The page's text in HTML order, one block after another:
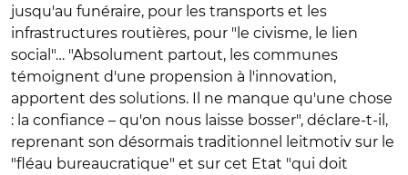
jusqu'au funéraire, pour les transports et les
infrastructures routières, pour "le civisme, le lien
social"… "Absolument partout, les communes
témoignent d'une propension à l'innovation,
apportent des solutions. Il ne manque qu'une chose
: la confiance – qu'on nous laisse bosser", déclare-t-il,
reprenant son désormais traditionnel leitmotiv sur le
"fléau bureaucratique" et sur cet Etat "qui doit